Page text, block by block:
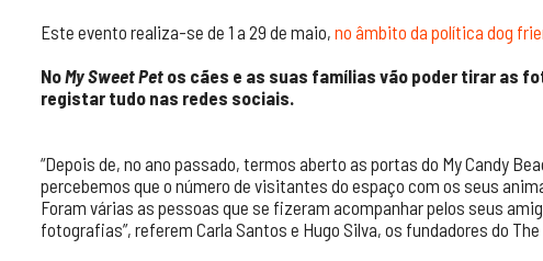
Este evento realiza-se de 1 a 29 de maio, no âmbito da política dog
NoMy Sweet Pet os cães e as suas famílias vão poder tirar as
registar tudo nas redes sociais.
“Depois de, no ano passado, termos aberto as portas do My Candy
percebemos que o número de visitantes do espaço com os seus
Foram várias as pessoas que se fizeram acompanhar pelos seus
fotografias”, referem Carla Santos e Hugo Silva, os fundadores do